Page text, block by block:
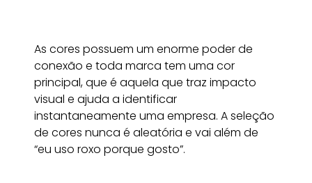
As cores possuem um enorme poder de
conexão e toda marca tem uma cor
principal, que é aquela que traz impacto
visual e ajuda a identificar
instantaneamente uma empresa. A seleção
de cores nunca é aleatória e vai além de
“eu uso roxo porque gosto”.